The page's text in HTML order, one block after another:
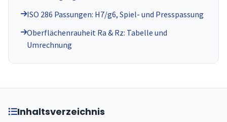
ISO 286 Passungen: H7/g6, Spiel- und Presspassung
Oberflächenrauheit Ra & Rz: Tabelle und
Umrechnung
Inhaltsverzeichnis